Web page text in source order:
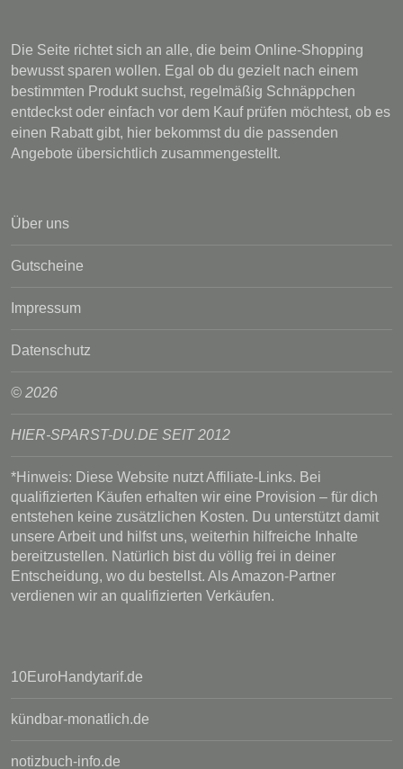
Die Seite richtet sich an alle, die beim Online-Shopping
bewusst sparen wollen. Egal ob du gezielt nach einem
bestimmten Produkt suchst, regelmäßig Schnäppchen
entdeckst oder einfach vor dem Kauf prüfen möchtest, ob es
einen Rabatt gibt, hier bekommst du die passenden
Angebote übersichtlich zusammengestellt.
Über uns
Gutscheine
Impressum
Datenschutz
© 2026
HIER-SPARST-DU.DE SEIT 2012
*Hinweis: Diese Website nutzt Affiliate-Links. Bei
qualifizierten Käufen erhalten wir eine Provision – für dich
entstehen keine zusätzlichen Kosten. Du unterstützt damit
unsere Arbeit und hilfst uns, weiterhin hilfreiche Inhalte
bereitzustellen. Natürlich bist du völlig frei in deiner
Entscheidung, wo du bestellst. Als Amazon-Partner
verdienen wir an qualifizierten Verkäufen.
10EuroHandytarif.de
kündbar-monatlich.de
notizbuch-info.de